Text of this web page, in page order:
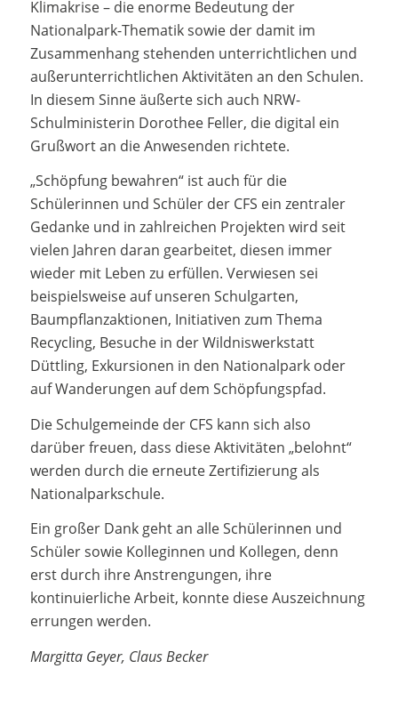
Klimakrise – die enorme Bedeutung der
Nationalpark-Thematik sowie der damit im
Zusammenhang stehenden unterrichtlichen und
außerunterrichtlichen Aktivitäten an den Schulen.
In diesem Sinne äußerte sich auch NRW-
Schulministerin Dorothee Feller, die digital ein
Grußwort an die Anwesenden richtete.
„Schöpfung bewahren“ ist auch für die
Schülerinnen und Schüler der CFS ein zentraler
Gedanke und in zahlreichen Projekten wird seit
vielen Jahren daran gearbeitet, diesen immer
wieder mit Leben zu erfüllen. Verwiesen sei
beispielsweise auf unseren Schulgarten,
Baumpflanzaktionen, Initiativen zum Thema
Recycling, Besuche in der Wildniswerkstatt
Düttling, Exkursionen in den Nationalpark oder
auf Wanderungen auf dem Schöpfungspfad.
Die Schulgemeinde der CFS kann sich also
darüber freuen, dass diese Aktivitäten „belohnt“
werden durch die erneute Zertifizierung als
Nationalparkschule.
Ein großer Dank geht an alle Schülerinnen und
Schüler sowie Kolleginnen und Kollegen, denn
erst durch ihre Anstrengungen, ihre
kontinuierliche Arbeit, konnte diese Auszeichnung
errungen werden.
Margitta Geyer, Claus Becker